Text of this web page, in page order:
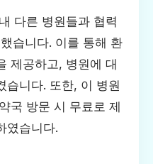
다른 병원들과 협력
습니다. 이를 통해 환
제공하고, 병원에 대
습니다. 또한, 이 병원
국 방문 시 무료로 제
였습니다.